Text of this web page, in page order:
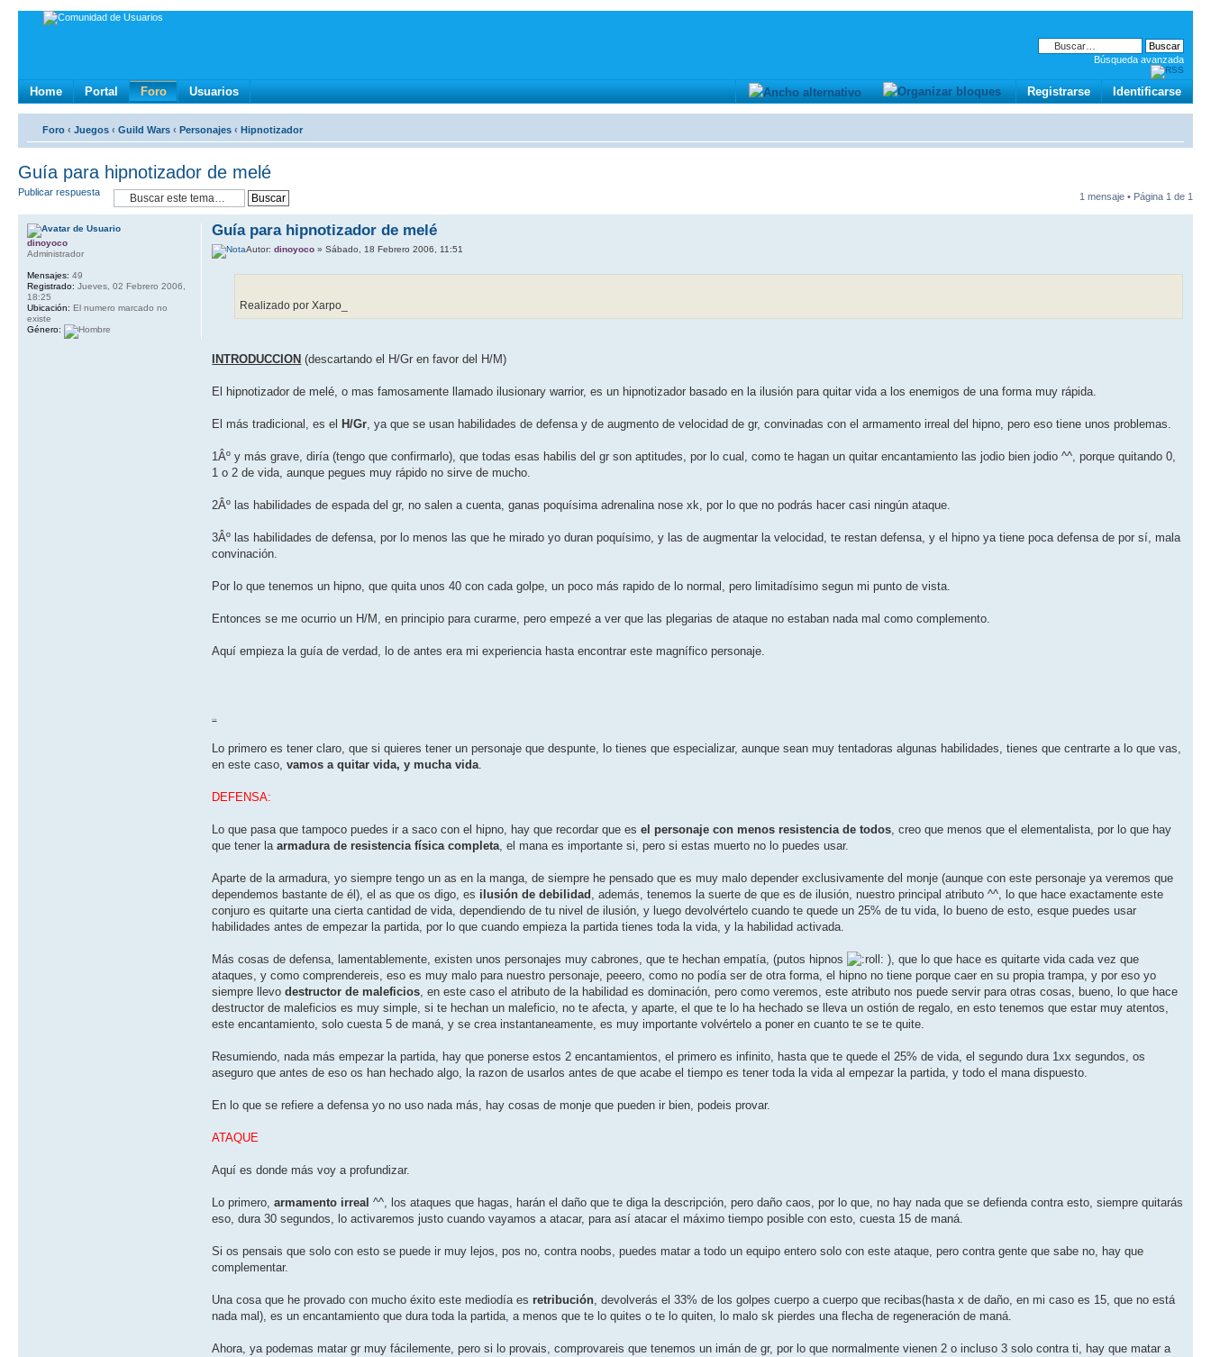
Búsqueda avanzada
Home Portal Foro Usuarios Identificarse
Registrarse
Foro ‹ Juegos ‹ Guild Wars ‹ Personajes ‹ Hipnotizador
Guí­a para hipnotizador de melé
Publicar respuesta 1 mensaje • Página 1 de 1
Guí­a para hipnotizador de melé
Autor:dinoyoco » Sábado, 18 Febrero 2006, 11:51
Realizado por Xarpo_
INTRODUCCION (descartando el H/Gr en favor del H/M)
El hipnotizador de melé, o mas famosamente llamado ilusionary warrior, es un hipnotizador basado en la ilusión para quitar vida a los enemigos de una forma muy rápida.
El más tradicional, es el H/Gr, ya que se usan habilidades de defensa y de augmento de velocidad de gr, convinadas con el armamento irreal del hipno, pero eso tiene unos problemas.
1Âº y más grave, dirí­a (tengo que confirmarlo), que todas esas habilis del gr son aptitudes, por lo cual, como te hagan un quitar encantamiento las jodio bien jodio ^^, porque quitando 0,
1 o 2 de vida, aunque pegues muy rápido no sirve de mucho.
2Âº las habilidades de espada del gr, no salen a cuenta, ganas poquí­sima adrenalina nose xk, por lo que no podrás hacer casi ningún ataque.
3Âº las habilidades de defensa, por lo menos las que he mirado yo duran poquí­simo, y las de augmentar la velocidad, te restan defensa, y el hipno ya tiene poca defensa de por sí­, mala
convinación.
Por lo que tenemos un hipno, que quita unos 40 con cada golpe, un poco más rapido de lo normal, pero limitadí­simo segun mi punto de vista.
Entonces se me ocurrio un H/M, en principio para curarme, pero empezé a ver que las plegarias de ataque no estaban nada mal como complemento.
Aquí­ empieza la guí­a de verdad, lo de antes era mi experiencia hasta encontrar este magní­fico personaje.
Lo primero es tener claro, que si quieres tener un personaje que despunte, lo tienes que especializar, aunque sean muy tentadoras algunas habilidades, tienes que centrarte a lo que vas,
en este caso,vamos a quitar vida, y mucha vida.
DEFENSA:
Lo que pasa que tampoco puedes ir a saco con el hipno, hay que recordar que esel personaje con menos resistencia de todos, creo que menos que el elementalista, por lo que hay
que tener laarmadura de resistencia fí­sica completa, el mana es importante si, pero si estas muerto no lo puedes usar.
Aparte de la armadura, yo siempre tengo un as en la manga, de siempre he pensado que es muy malo depender exclusivamente del monje (aunque con este personaje ya veremos que
dependemos bastante de él), el as que os digo, es ilusión de debilidad , además, tenemos la suerte de que es de ilusión, nuestro principal atributo ^^, lo que hace exactamente este
conjuro es quitarte una cierta cantidad de vida, dependiendo de tu nivel de ilusión, y luego devolvértelo cuando te quede un 25% de tu vida, lo bueno de esto, esque puedes usar
habilidades antes de empezar la partida, por lo que cuando empieza la partida tienes toda la vida, y la habilidad activada.
Más cosas de defensa, lamentablemente, existen unos personajes muy cabrones, que te hechan empatí­a, (putos hipnos
), que lo que hace es quitarte vida cada vez que
ataques, y como comprendereis, eso es muy malo para nuestro personaje, peeero, como no podí­a ser de otra forma, el hipno no tiene porque caer en su propia trampa, y por eso yo
siempre llevodestructor de maleficios, en este caso el atributo de la habilidad es dominación, pero como veremos, este atributo nos puede servir para otras cosas, bueno, lo que hace
destructor de maleficios es muy simple, si te hechan un maleficio, no te afecta, y aparte, el que te lo ha hechado se lleva un ostión de regalo, en esto tenemos que estar muy atentos,
este encantamiento, solo cuesta 5 de maná, y se crea instantaneamente, es muy importante volvértelo a poner en cuanto te se te quite.
Resumiendo, nada más empezar la partida, hay que ponerse estos 2 encantamientos, el primero es infinito, hasta que te quede el 25% de vida, el segundo dura 1xx segundos, os
aseguro que antes de eso os han hechado algo, la razon de usarlos antes de que acabe el tiempo es tener toda la vida al empezar la partida, y todo el mana dispuesto.
En lo que se refiere a defensa yo no uso nada más, hay cosas de monje que pueden ir bien, podeis provar.
ATAQUE
Aquí­ es donde más voy a profundizar.
Lo primero,armamento irreal ^^, los ataques que hagas, harán el daño que te diga la descripción, pero daño caos, por lo que, no hay nada que se defienda contra esto, siempre quitarás
eso, dura 30 segundos, lo activaremos justo cuando vayamos a atacar, para así­ atacar el máximo tiempo posible con esto, cuesta 15 de maná.
Si os pensais que solo con esto se puede ir muy lejos, pos no, contra noobs, puedes matar a todo un equipo entero solo con este ataque, pero contra gente que sabe no, hay que
complementar.
Una cosa que he provado con mucho éxito este mediodí­a es retribución, devolverás el 33% de los golpes cuerpo a cuerpo que recibas(hasta x de daño, en mi caso es 15, que no está
nada mal), es un encantamiento que dura toda la partida, a menos que te lo quites o te lo quiten, lo malo sk pierdes una flecha de regeneración de maná.
Ahora, ya podemas matar gr muy fácilemente, pero si lo provais, comprovareis que tenemos un imán de gr, por lo que normalmente vienen 2 o incluso 3 solo contra ti, hay que matar a
dinoyoco
Administrador
Mensajes: 49
Registrado: Jueves, 02 Febrero 2006,
18:25
Ubicación: El numero marcado no
existe
Género: